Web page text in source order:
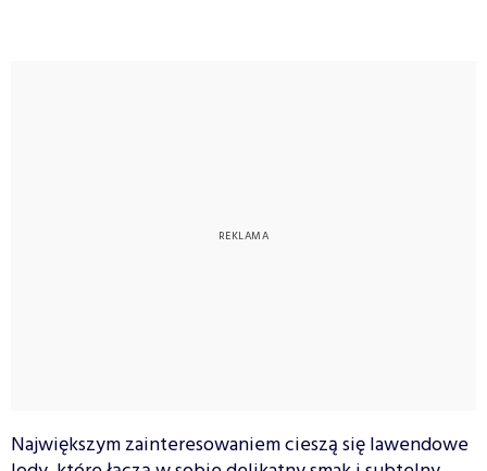
Największym zainteresowaniem cieszą się lawendowe